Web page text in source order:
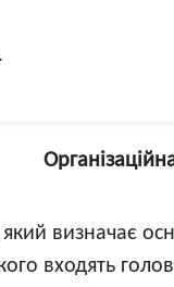
визначає
входять